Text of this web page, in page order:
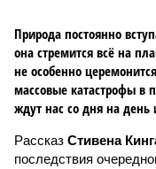
Природа постоянно
она стремится всё на
не особенно
массовые катастрофы
ждут нас со дня на день
Рассказ Стивена
последствия